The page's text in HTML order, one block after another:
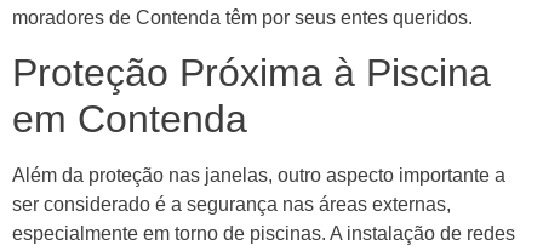
moradores de Contenda têm por seus entes queridos.
Proteção Próxima à Piscina
em Contenda
Além da proteção nas janelas, outro aspecto importante a
ser considerado é a segurança nas áreas externas,
especialmente em torno de piscinas. A instalação de redes